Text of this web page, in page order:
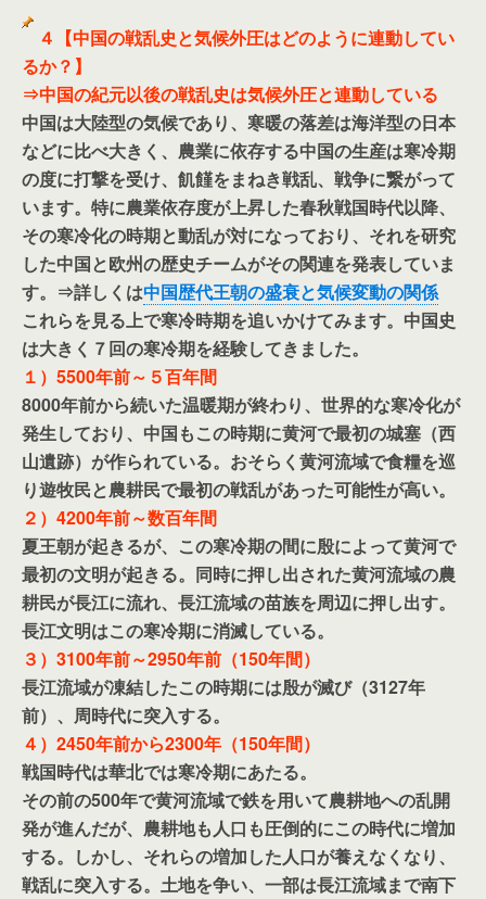
４【中国の戦乱史と気候外圧はどのように連動してい
るか？】
⇒中国の紀元以後の戦乱史は気候外圧と連動している
中国は大陸型の気候であり、寒暖の落差は海洋型の日本
などに比べ大きく、農業に依存する中国の生産は寒冷期
の度に打撃を受け、飢饉をまねき戦乱、戦争に繋がって
います。特に農業依存度が上昇した春秋戦国時代以降、
その寒冷化の時期と動乱が対になっており、それを研究
した中国と欧州の歴史チームがその関連を発表していま
す。⇒詳しくは中国歴代王朝の盛衰と気候変動の関係
これらを見る上で寒冷時期を追いかけてみます。中国史
は大きく７回の寒冷期を経験してきました。
１）5500年前～５百年間
8000年前から続いた温暖期が終わり、世界的な寒冷化が
発生しており、中国もこの時期に黄河で最初の城塞（西
山遺跡）が作られている。おそらく黄河流域で食糧を巡
り遊牧民と農耕民で最初の戦乱があった可能性が高い。
２）4200年前～数百年間
夏王朝が起きるが、この寒冷期の間に殷によって黄河で
最初の文明が起きる。同時に押し出された黄河流域の農
耕民が長江に流れ、長江流域の苗族を周辺に押し出す。
長江文明はこの寒冷期に消滅している。
３）3100年前～2950年前（150年間）
長江流域が凍結したこの時期には殷が滅び（3127年
前）、周時代に突入する。
４）2450年前から2300年（150年間）
戦国時代は華北では寒冷期にあたる。
その前の500年で黄河流域で鉄を用いて農耕地への乱開
発が進んだが、農耕地も人口も圧倒的にこの時代に増加
する。しかし、それらの増加した人口が養えなくなり、
戦乱に突入する。土地を争い、一部は長江流域まで南下